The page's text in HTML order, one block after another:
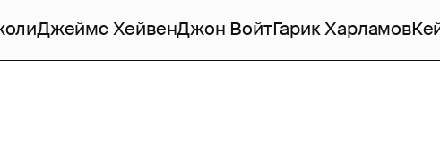
Джеймс ХейвенДжон ВойтГарик Харламов